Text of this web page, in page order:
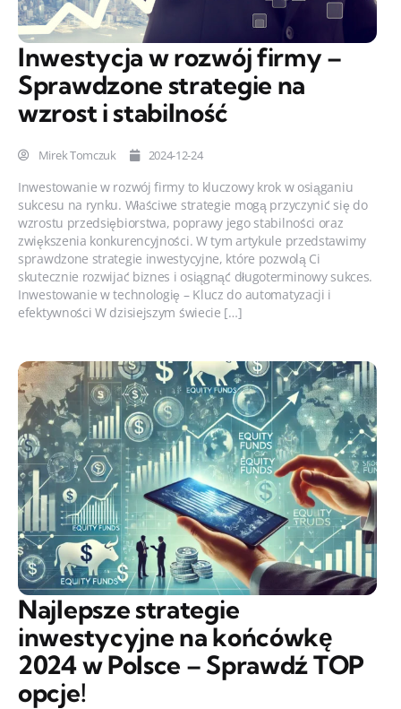
Inwestycja w rozwój firmy –
Sprawdzone strategie na
wzrost i stabilność
Mirek Tomczuk 2024-12-24
Inwestowanie w rozwój firmy to kluczowy krok w osiąganiu
sukcesu na rynku. Właściwe strategie mogą przyczynić się do
wzrostu przedsiębiorstwa, poprawy jego stabilności oraz
zwiększenia konkurencyjności. W tym artykule przedstawimy
sprawdzone strategie inwestycyjne, które pozwolą Ci
skutecznie rozwijać biznes i osiągnąć długoterminowy sukces.
Inwestowanie w technologię – Klucz do automatyzacji i
efektywności W dzisiejszym świecie […]
Najlepsze strategie
inwestycyjne na końcówkę
2024 w Polsce – Sprawdź TOP
opcje!